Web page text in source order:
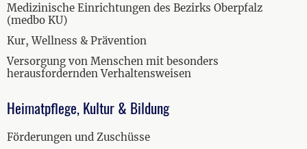
Medizinische Einrichtungen des Bezirks Oberpfalz
(medbo KU)
Kur, Wellness & Prävention
Versorgung von Menschen mit besonders
herausfordernden Verhaltensweisen
Heimatpflege, Kultur & Bildung
Förderungen und Zuschüsse